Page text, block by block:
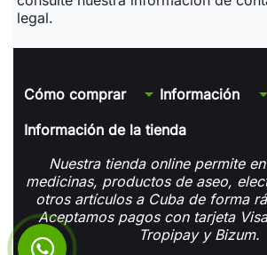
legal.
Cómo comprar arrow_drop_down Información arrow_drop_down
Información de la tienda
Nuestra tienda online permite
medicinas, productos de aseo,
otros artículos a Cuba de forma
Aceptamos pagos con tarjeta
Tropipay y Bizum.